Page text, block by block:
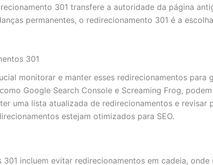
301 transfere a autoridade da página
permanentes, o redirecionamento 301 é a
301
monitorar e manter esses redirecionamentos para
Google Search Console e Screaming Frog,
uma lista atualizada de redirecionamentos e
estejam otimizados para SEO.
incluem evitar redirecionamentos em cadeia,